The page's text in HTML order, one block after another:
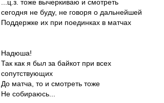
...ц.з. тоже вычеркиваю и смотреть
сегодня не буду, не говоря о дальнейшей
Поддержке их при поединках в матчах
Надюша!
Так как я был за байкот при всех
сопутствующих
До матча, то и смотреть тоже
Не собираюсь...